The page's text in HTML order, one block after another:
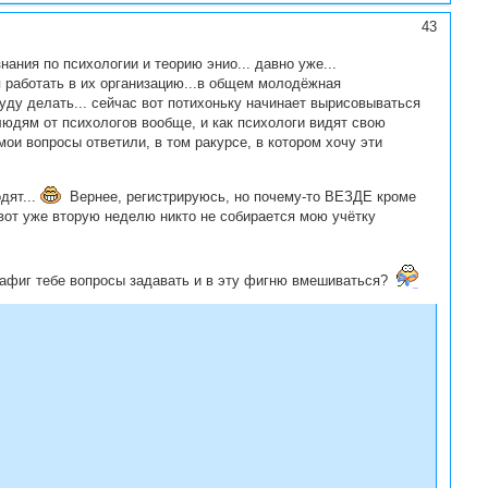
43
по психологии и теорию энио... давно уже...
работать в их организацию...в общем молодёжная
делать... сейчас вот потихоньку начинает вырисовываться
от психологов вообще, и как психологи видят свою
вопросы ответили, в том ракурсе, в котором хочу эти
Вернее, регистрируюсь, но почему-то ВЕЗДЕ кроме
уже вторую неделю никто не собирается мою учётку
тебе вопросы задавать и в эту фигню вмешиваться?